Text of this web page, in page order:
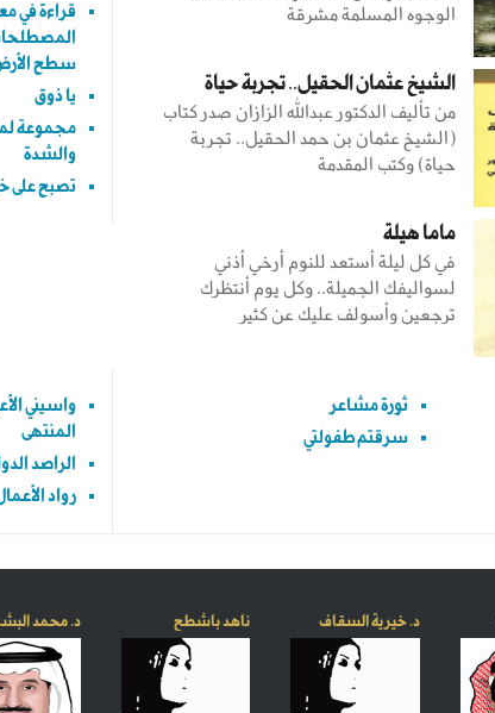
الوجوه المسلمة مشرقة
الشيخ عثمان الحقيل.. تجربة حياة
من تأليف الدكتور عبدالله الزازان صدر كتاب
(الشيخ عثمان بن حمد الحقيل.. تجربة
حياة) وكتب المقدمة
ماما هيلة
في كل ليلة أستعد للنوم أرخي أذني
لسواليفك الجميلة.. وكل يوم أنتظرك
ترجعين وأسولف عليك عن كثير
قراءة في
سطح
يا ذوق
مجموعة
والشدة
تصبح على
ثورة مشاعر
سرقتم طفولتي
واسيني
المنتهى
الراصد
رواد
د. خيرية السقاف ناهد باشطح د. محمد